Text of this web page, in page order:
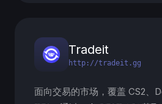
Tradeit
http://tradeit.gg
面向交易的市场，覆盖 CS2、